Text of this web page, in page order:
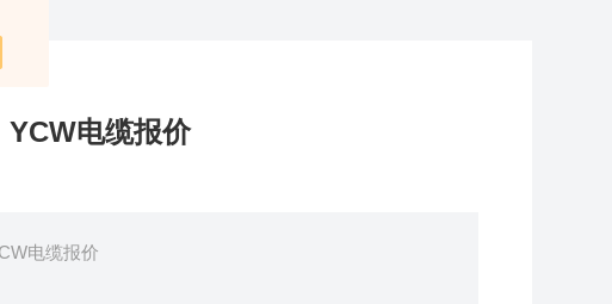
YCW电缆报价
电缆报价